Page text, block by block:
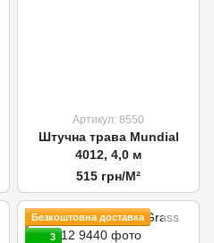
Артикул: 8550
Штучна трава Mundial
4012, 4,0 м
515 грн/М²
Безкоштовна доставка
3